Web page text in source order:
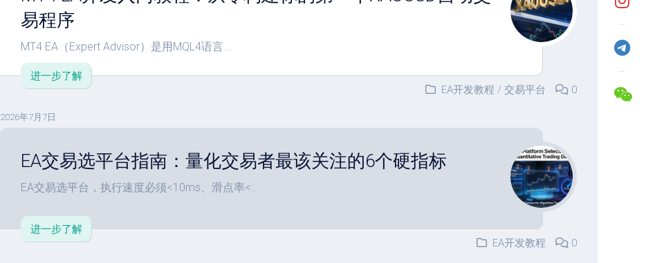
教
程
策
优
化
回
据
分
析
纪
测
系
南
跟
数
设
置
实
复
户
合
利
易程序
MT4 EA（Expert Advisor）是用MQL4语言...
进一步了解
EA开发教程 / 交易平台 0
2026年7月7日
EA交易选平台指南：量化交易者最该关注的6个硬指标
EA交易选平台，执行速度必须<10ms、滑点率<...
进一步了解
EA开发教程
0